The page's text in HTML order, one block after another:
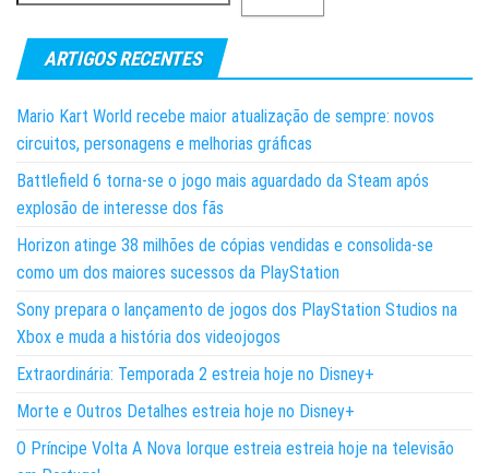
ARTIGOS RECENTES
Mario Kart World recebe maior atualização de sempre: novos
circuitos, personagens e melhorias gráficas
Battlefield 6 torna-se o jogo mais aguardado da Steam após
explosão de interesse dos fãs
Horizon atinge 38 milhões de cópias vendidas e consolida-se
como um dos maiores sucessos da PlayStation
Sony prepara o lançamento de jogos dos PlayStation Studios na
Xbox e muda a história dos videojogos
Extraordinária: Temporada 2 estreia hoje no Disney+
Morte e Outros Detalhes estreia hoje no Disney+
O Príncipe Volta A Nova Iorque estreia estreia hoje na televisão